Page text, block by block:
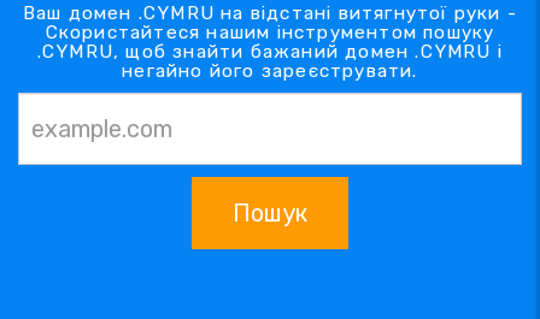
Ваш домен .CYMRU на відстані витягнутої руки -
Скористайтеся нашим інструментом пошуку
.CYMRU, щоб знайти бажаний домен .CYMRU і
негайно його зареєструвати.
Пошук